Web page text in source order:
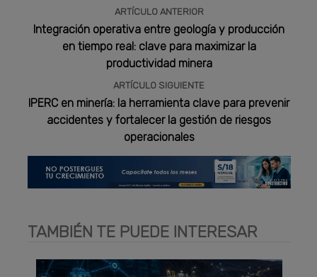
ARTÍCULO ANTERIOR
Integración operativa entre geología y producción
en tiempo real: clave para maximizar la
productividad minera
ARTÍCULO SIGUIENTE
IPERC en minería: la herramienta clave para prevenir
accidentes y fortalecer la gestión de riesgos
operacionales
TAMBIÉN TE PUEDE INTERESAR